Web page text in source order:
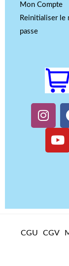
Mon Compte
Reinitialiser le
passe
I
n
s
m
Y
u
t
CGU CGV